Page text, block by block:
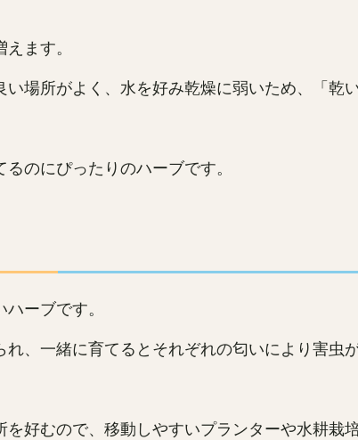
ます。
場所がよく、水を好み乾燥に弱いため、「乾
のにぴったりのハーブです。
ーブです。
、一緒に育てるとそれぞれの匂いにより害虫
好むので、移動しやすいプランターや水耕栽